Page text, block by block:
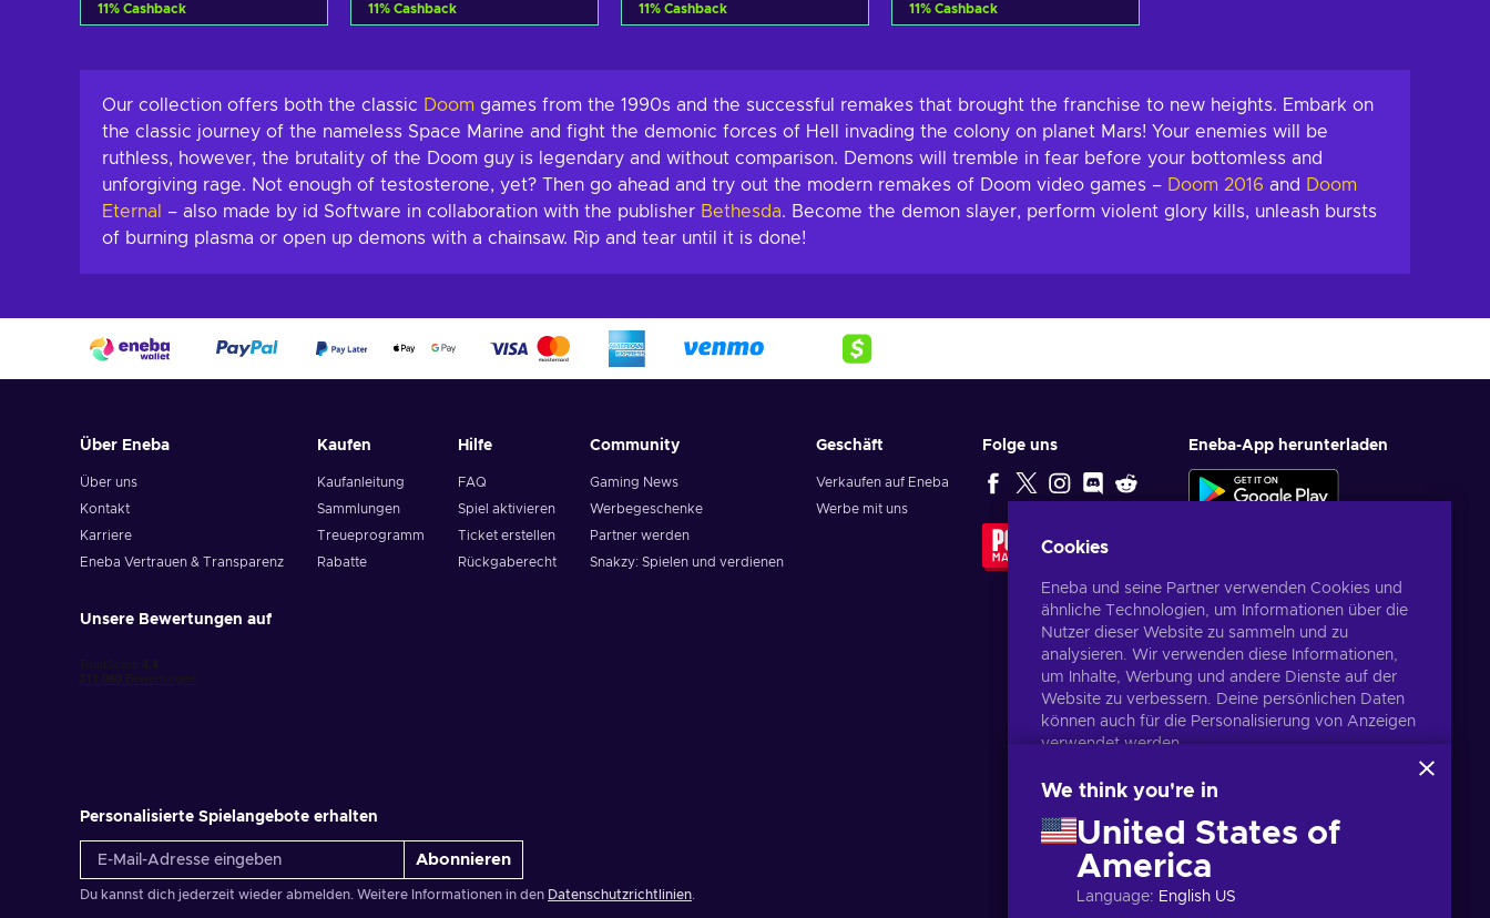
11% Cashback
Angebote ansehen
11% Cashback
Angebote ansehen
11% Cashback
Angebote ansehen
11% Cashback
Angebote ansehen
Our collection offers both the classic Doom games from the 1990s and the successful remakes that brought the franchise to new heights. Embark on
the classic journey of the nameless Space Marine and fight the demonic forces of Hell invading the colony on planet Mars! Your enemies will be
ruthless, however, the brutality of the Doom guy is legendary and without comparison. Demons will tremble in fear before your bottomless and
unforgiving rage. Not enough of testosterone, yet? Then go ahead and try out the modern remakes of Doom video games – Doom 2016 and
Doom
Eternal
– also made by id Software in collaboration with the publisher Bethesda. Become the demon slayer, perform violent glory kills, unleash bursts
of burning plasma or open up demons with a chainsaw. Rip and tear until it is done!
Über Eneba
Über uns
Kontakt
Karriere
Eneba Vertrauen & Transparenz
Kaufen
Kaufanleitung
Sammlungen
Treueprogramm
Rabatte
Hilfe
FAQ
Spiel aktivieren
Ticket erstellen
Rückgaberecht
Community
Gaming News
Werbegeschenke
Partner werden
Snakzy: Spielen und verdienen
Geschäft
Verkaufen auf Eneba
Werbe mit uns
Folge uns
DER
Eneba-App herunterladen
Unsere Bewertungen auf
Personalisierte Spielangebote erhalten
Abonnieren
Du kannst dich jederzeit wieder abmelden. Weitere Informationen in den Datenschutzrichtlinien
Cookies
Eneba und seine Partner verwenden Cookies und
ähnliche Technologien, um Informationen über die
Nutzer dieser Website zu sammeln und zu
analysieren. Wir verwenden diese Informationen,
um Inhalte, Werbung und andere Dienste auf der
Website zu verbessern. Deine persönlichen Daten
können auch für die Personalisierung von Anzeigen
verwendet werden.
du der Verwendung dieser Technologien durch
Zustimmung anpassen, indem du auf „Anpassen“
klickst.
Für weitere Informationen darüber, wie Google
deine Daten verwendet, siehe
We think you're in
United States of
America
Language: English US